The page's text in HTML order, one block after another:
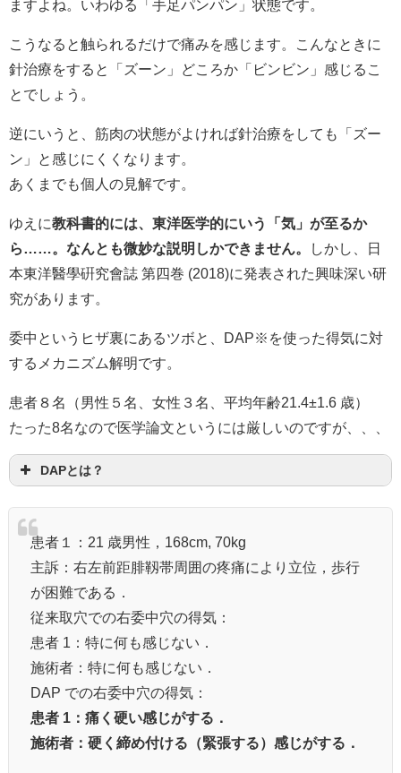
ますよね。いわゆる「手足パンパン」状態です。
こうなると触られるだけで痛みを感じます。こんなときに
針治療をすると「ズーン」どころか「ビンビン」感じるこ
とでしょう。
逆にいうと、筋肉の状態がよければ針治療をしても「ズー
ン」と感じにくくなります。
あくまでも個人の見解です。
ゆえに教科書的には、東洋医学的にいう「気」が至るか
ら……。なんとも微妙な説明しかできません。
しかし、日
本東洋醫學硏究會誌 第四巻 (2018)に発表された興味深い研
究があります。
委中というヒザ裏にあるツボと、DAP※を使った得気に対
するメカニズム解明です。
患者８名（男性５名、女性３名、平均年齢21.4±1.6 歳）
たった8名なので医学論文というには厳しいのですが、、、
DAPとは？
患者１：21 歳男性，168cm, 70kg
主訴：右左前距腓靱帯周囲の疼痛により立位，歩行
が困難である．
従来取穴での右委中穴の得気：
患者 1：特に何も感じない．
施術者：特に何も感じない．
DAP での右委中穴の得気：
患者 1：痛く硬い感じがする．
施術者：硬く締め付ける（緊張する）感じがする．